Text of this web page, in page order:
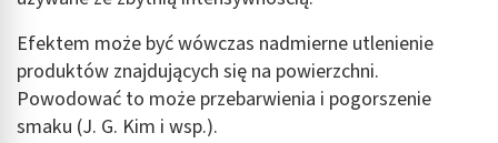
Efektem może być wówczas nadmierne utlenienie
produktów znajdujących się na powierzchni.
Powodować to może przebarwienia i pogorszenie
smaku (J. G. Kim i wsp.).